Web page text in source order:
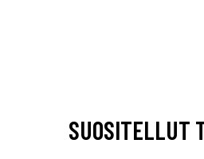
SUOSITELLUT